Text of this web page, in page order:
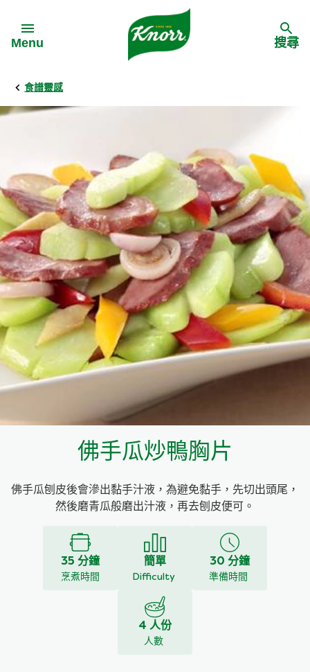
Menu
Back
料理食材
料理方式
季節節慶
多國料理
料理種類
Back
家樂牌純鮮雞粉
家樂牌雞粉
家樂牌鮮菇粉
家樂牌濃湯寶
家樂牌雞汁
家樂牌快熟通心粉
家樂牌鷹粟粉
家樂牌雞湯粒
家樂牌純鮮清雞湯
Back
背景
甚麼是愛環境食材
愛環境食材名單
愛環境食材食譜
愛環境食材篩選條件
搜尋
食譜靈感
佛手瓜炒鴨胸片
佛手瓜刨皮後會滲出黏手汁液，為避免黏手，先切出頭尾，
然後磨青瓜般磨出汁液，再去刨皮便可。
35 分鐘
烹煮時間
簡單
Difficulty
30 分鐘
準備時間
4 人份
人數